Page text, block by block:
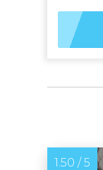
1.50 / 5